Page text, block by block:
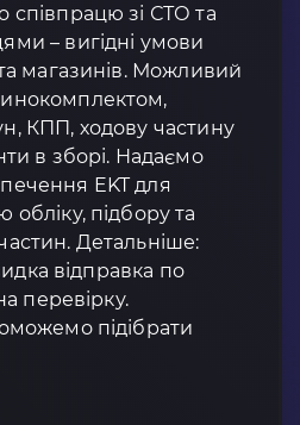
співпрацю зі СТО та
– вигідні умови
магазинів. Можливий
КПП, ходову частину
в зборі. Надаємо
EKT для
підбору та
Детальніше:
відправка по
перевірку.
підібрати